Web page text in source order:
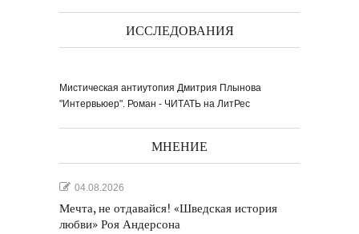
ИССЛЕДОВАНИЯ
Мистическая антиутопия Дмитрия Плынова
"Интервьюер". Роман - ЧИТАТЬ на ЛитРес
МНЕНИЕ
04.08.2026
Мечта, не отдавайся! «Шведская история
любви» Роя Андерсона